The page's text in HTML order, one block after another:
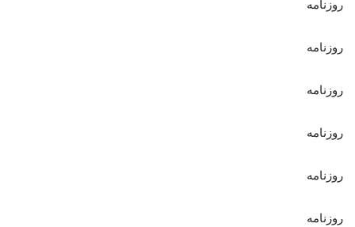
روزنامه
روزنامه
روزنامه
روزنامه
روزنامه
روزنامه